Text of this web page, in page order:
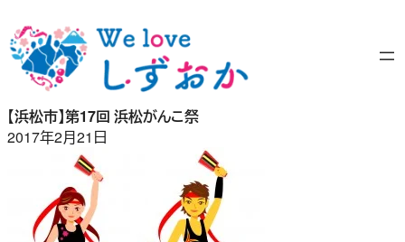
容
を
ッ
プ
【浜松市】第17回 浜松がんこ祭
2017年2月21日